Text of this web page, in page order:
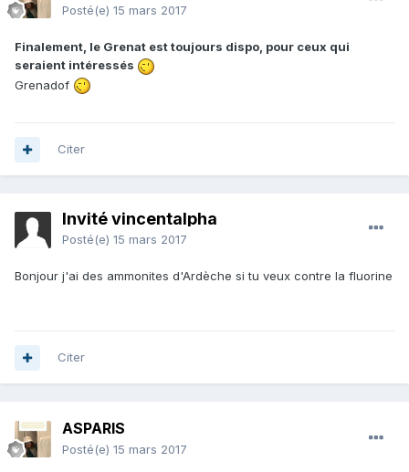
Posté(e) 15 mars 2017
Finalement, le Grenat est toujours dispo, pour ceux qui
seraient intéressés
Grenadof
Citer
Invité vincentalpha
Posté(e) 15 mars 2017
Bonjour j'ai des ammonites d'Ardèche si tu veux contre la fluorine
Citer
ASPARIS
Posté(e) 15 mars 2017